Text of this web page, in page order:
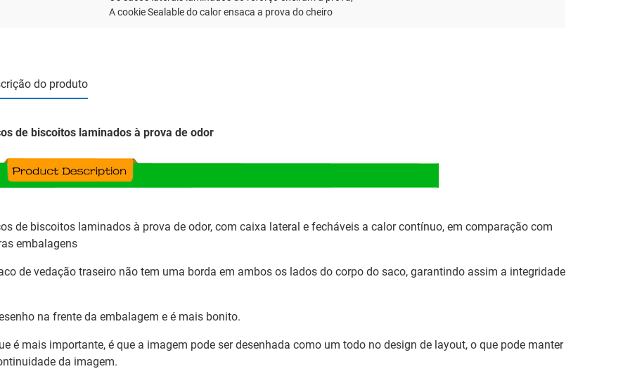
A cookie Sealable do calor ensaca a prova do cheiro
do produto
de biscoitos laminados à prova de odor
de biscoitos laminados à prova de odor, com caixa lateral e fecháveis a calor contínuo, em comparação com
embalagens
de vedação traseiro não tem uma borda em ambos os lados do corpo do saco, garantindo assim a integridade
na frente da embalagem e é mais bonito.
é mais importante, é que a imagem pode ser desenhada como um todo no design de layout, o que pode manter
da imagem.